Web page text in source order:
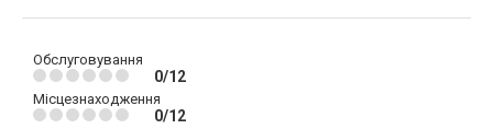
Обслуговування
0/12
Місцезнаходження
0/12